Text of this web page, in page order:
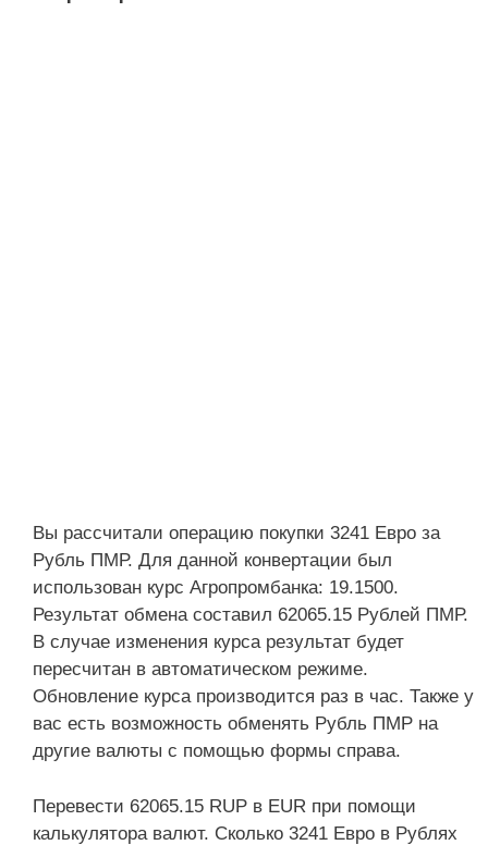
Вы рассчитали операцию покупки 3241 Евро за
Рубль ПМР. Для данной конвертации был
использован курс Агропромбанка: 19.1500.
Результат обмена составил 62065.15 Рублей ПМР.
В случае изменения курса результат будет
пересчитан в автоматическом режиме.
Обновление курса производится раз в час. Также у
вас есть возможность обменять Рубль ПМР на
другие валюты с помощью формы справа.
Перевести 62065.15 RUP в EUR при помощи
калькулятора валют. Сколько 3241 Евро в Рублях